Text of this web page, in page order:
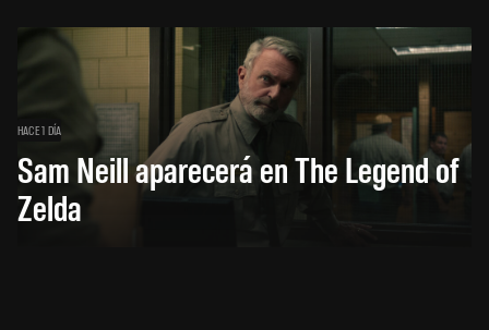
HACE 1 DÍA
Sam Neill aparecerá en The Legend of
Zelda